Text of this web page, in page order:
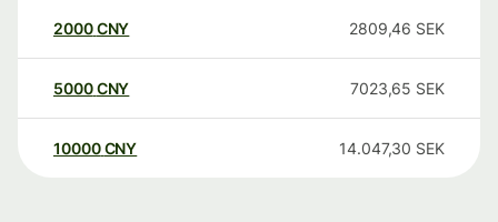
2000CNY 2809,46 SEK
5000CNY 7023,65 SEK
10000 CNY 14.047,30 SEK